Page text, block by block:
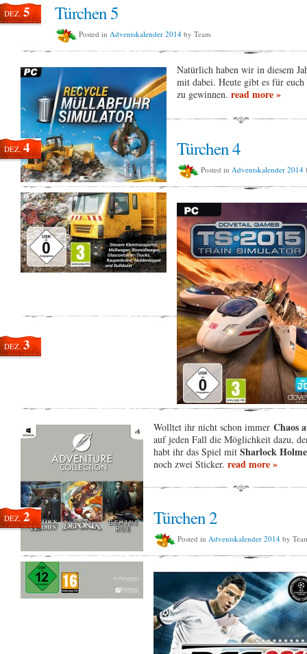
DEZ.5 Türchen 5
Posted in Adventskalender 2014 by Team
Natürlich haben wir in diesem
mit dabei. Heute gibt es für
zu gewinnen. read more »
DEZ.4 Türchen 4
Posted in Adventskalender 2014
DEZ.3
Wolltet ihr nicht schon immer Chaos
auf jeden Fall die Möglichkeit dazu,
habt ihr das Spiel mit Sharlock
noch zwei Sticker. read more »
DEZ.2 Türchen 2
Posted in Adventskalender 2014 by